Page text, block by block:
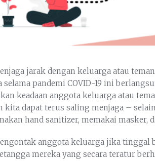
jarak dengan keluarga atau
selama pandemi COVID-19 ini
keadaan anggota keluarga atau
kita dapat terus saling menjaga –
hand sanitizer, memakai masker,
anggota keluarga jika tinggal
mereka yang secara teratur